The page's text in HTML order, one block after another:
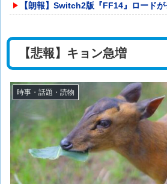
【朗報】Switch2版『FF14』ロードが
【悲報】キョン急増
時事・話題・読物